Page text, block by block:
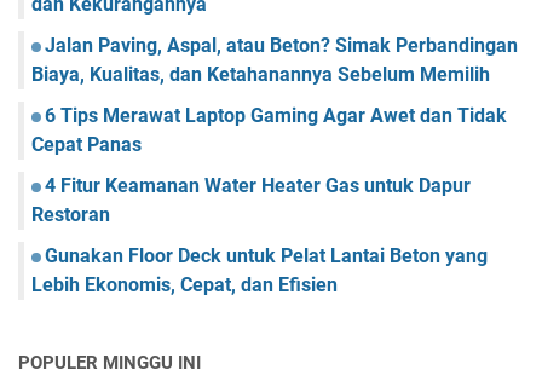
Jalan Paving, Aspal, atau Beton? Simak Perbandingan
Biaya, Kualitas, dan Ketahanannya Sebelum Memilih
6 Tips Merawat Laptop Gaming Agar Awet dan Tidak
Cepat Panas
4 Fitur Keamanan Water Heater Gas untuk Dapur
Restoran
Gunakan Floor Deck untuk Pelat Lantai Beton yang
Lebih Ekonomis, Cepat, dan Efisien
POPULER MINGGU INI